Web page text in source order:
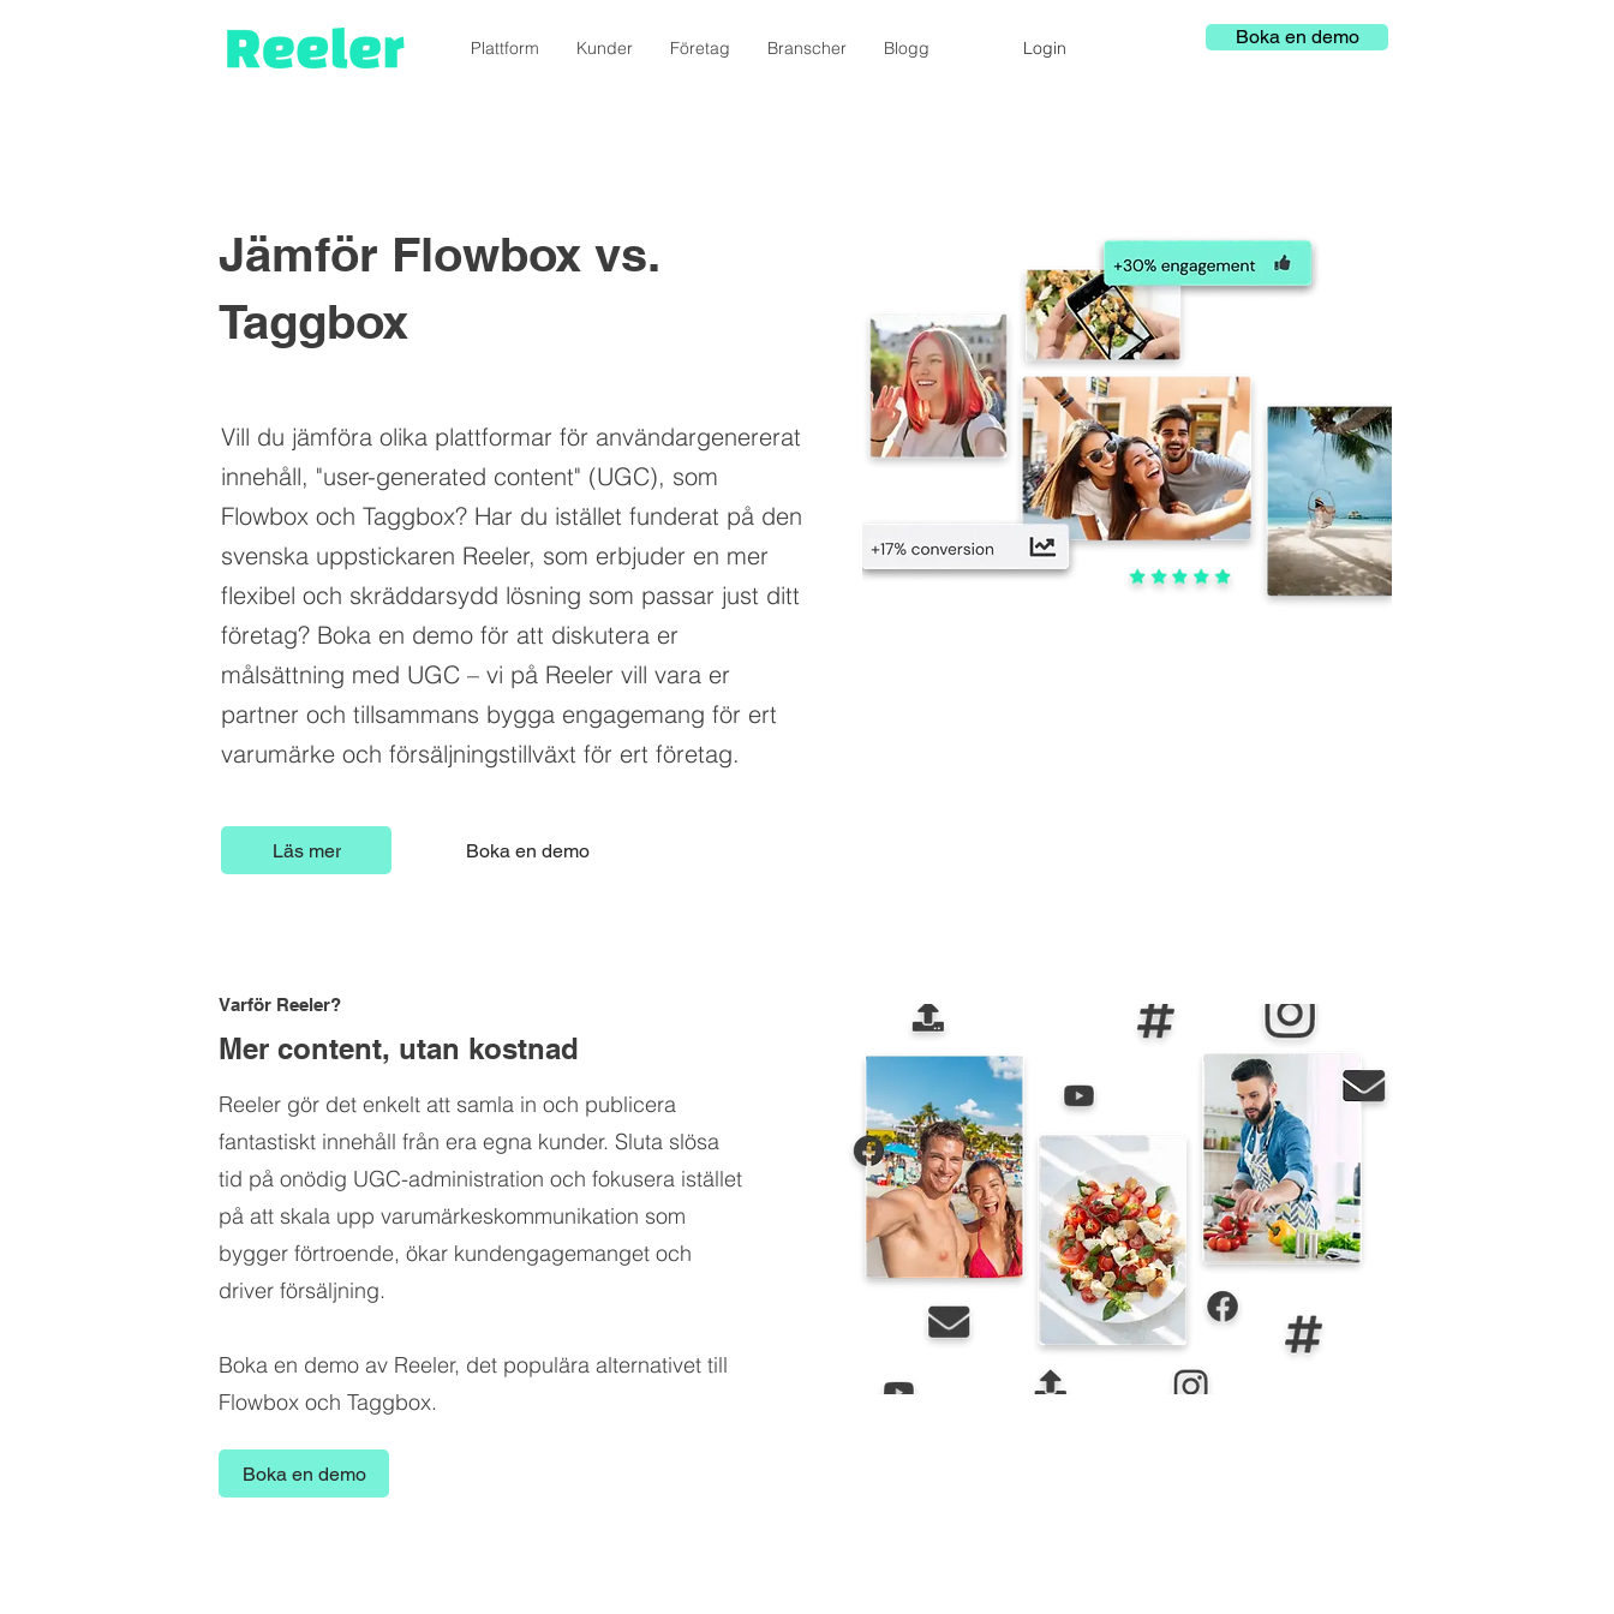
Plattform Kunder Företag Branscher Blogg Login Boka en demo
Jämför Flowbox vs.
Taggbox
Vill du jämföra olika plattformar för användargenererat
innehåll, "user-generated content" (UGC), som
Flowbox och Taggbox? Har du istället funderat på den
svenska uppstickaren Reeler, som erbjuder en mer
flexibel och skräddarsydd lösning som passar just ditt
företag? Boka en demo för att diskutera er
målsättning med UGC – vi på Reeler vill vara er
partner och tillsammans bygga engagemang för ert
varumärke och försäljningstillväxt för ert företag.
Läs mer Boka en demo
Varför Reeler?
Mer content, utan kostnad
Reeler gör det enkelt att samla in och publicera
fantastiskt innehåll från era egna kunder. Sluta slösa
tid på onödig UGC-administration och fokusera istället
på att skala upp varumärkeskommunikation som
bygger förtroende, ökar kundengagemanget och
driver försäljning.
Boka en demo av Reeler, det populära alternativet till
Flowbox och Taggbox.
Boka en demo